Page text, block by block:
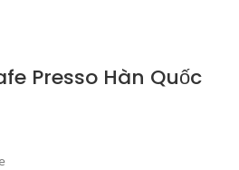
Presso Hàn Quốc